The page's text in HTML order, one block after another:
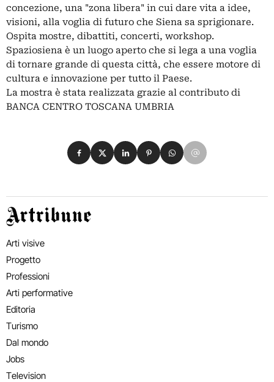
concezione, una "zona libera" in cui dare vita a idee,
visioni, alla voglia di futuro che Siena sa sprigionare.
Ospita mostre, dibattiti, concerti, workshop.
Spaziosiena è un luogo aperto che si lega a una voglia
di tornare grande di questa città, che essere motore di
cultura e innovazione per tutto il Paese.
La mostra è stata realizzata grazie al contributo di
BANCA CENTRO TOSCANA UMBRIA
Condividi su Facebook
Condividi su X
Condividi su LinkedIn
Condividi su Pinterest
Condividi su WhatsApp
Condividi su Email
Artribune
Arti visive
Progetto
Professioni
Arti performative
Editoria
Turismo
Dal mondo
Jobs
Television